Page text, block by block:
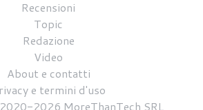
Recensioni
Topic
Redazione
Video
About e contatti
e termini d'uso
2026 MoreThanTech SRL